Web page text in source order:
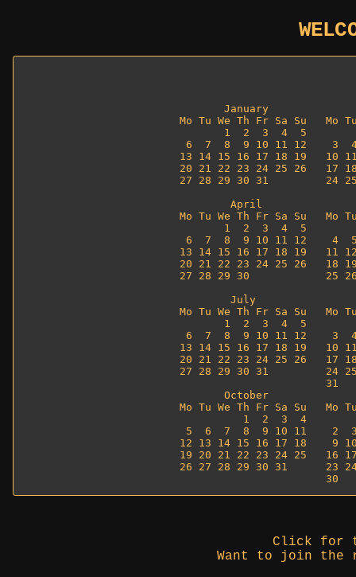
January
Mo Tu We Th Fr Sa Su   Mo
1  2  3  4  5
6  7  8  9 10 11 12    3
13 14 15 16 17 18 19   10
20 21 22 23 24 25 26   17
27 28 29 30 31         24
April
Mo Tu We Th Fr Sa Su   Mo
1  2  3  4  5
6  7  8  9 10 11 12    4
13 14 15 16 17 18 19   11
20 21 22 23 24 25 26   18
27 28 29 30
July
Mo Tu We Th Fr Sa Su   Mo
1  2  3  4  5
6  7  8  9 10 11 12    3
13 14 15 16 17 18 19   10
20 21 22 23 24 25 26   17
27 28 29 30 31
October
Mo Tu We Th Fr Sa Su   Mo
1  2  3  4
5  6  7  8  9 10 11    2
12 13 14 15 16 17 18    9
19 20 21 22 23 24 25   16
26 27 28 29 30 31
Click for
Want to join